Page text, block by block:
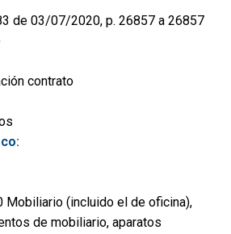
de 03/07/2020, p. 26857 a 26857
contrato
Mobiliario (incluido el de oficina),
de mobiliario, aparatos